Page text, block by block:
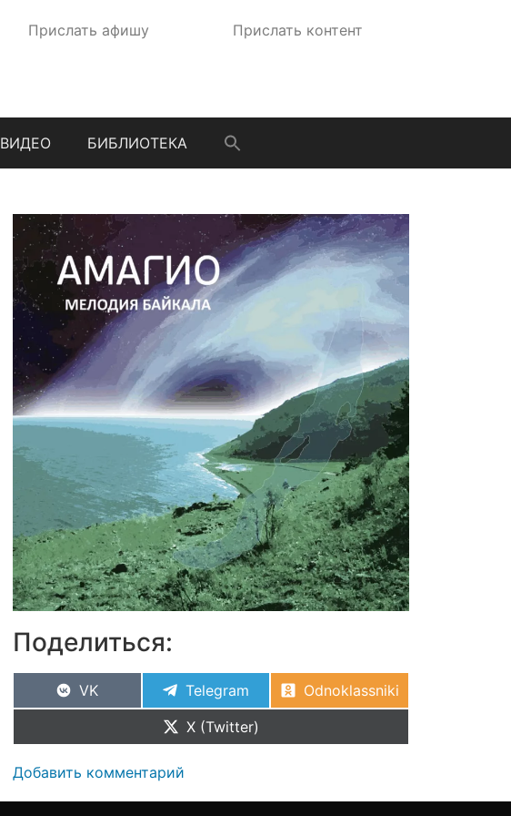
Прислать афишу Прислать контент
ВИДЕО БИБЛИОТЕКА
Поделиться:
VK Telegram
Odnoklassniki
X (Twitter)
Добавить комментарий